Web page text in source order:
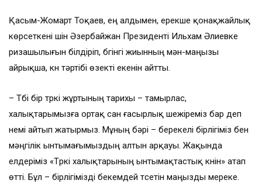
Қасым-Жомарт Тоқаев, ең алдымен, ерекше қонақжайлық
көрсеткені үшін Әзербайжан Президенті Ильхам Әлиевке
ризашылығын білдіріп, бүгінгі жиынның мән-маңызы
айрықша, күн тәртібі өзекті екенін айтты.
– Түбі бір түркі жұртының тарихы – тамырлас,
халықтарымызға ортақ сан ғасырлық шежіреміз бар деп
үнемі айтып жатырмыз. Мұның бәрі – берекелі бірлігіміз бен
мәңгілік ынтымағымыздың алтын арқауы. Жақында
елдеріміз «Түркі халықтарының ынтымақтастық күнін» атап
өтті. Бұл – бірлігімізді бекемдей түсетін маңызды мереке.